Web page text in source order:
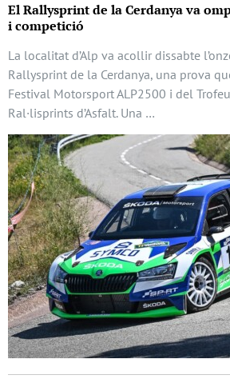
El Rallysprint de la Cerdanya va
i competició
La localitat d’Alp va acollir dissabte
Rallysprint de la Cerdanya, una prova
Festival Motorsport ALP2500 i del
Ral·lisprints d’Asfalt. Una …